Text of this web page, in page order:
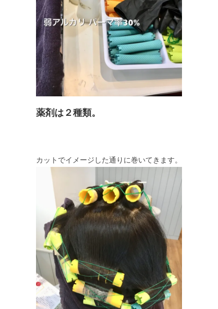
薬剤は２種類。
カットでイメージした通りに巻いてきます。